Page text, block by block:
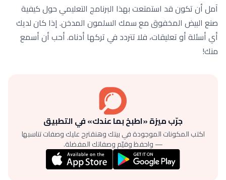
آمل أن تكون قد استمتعت بهذا البرنامج التعليمي حول كيفية
صنع البيض المخفوق مع سمك السلمون المدخن. إذا كان لديك
أي أسئلة أو تعليقات، فلا تتردد في تركها أدناه. أحب أن أسمع
منك!
جرّب ميزة «اطبخ بما عندك» في التطبيق
اكتب المكونات الموجودة في بيتك وهنقترح عليك وصفات تناسبها
— واحفظ وقيّم وصفاتك المفضلة.